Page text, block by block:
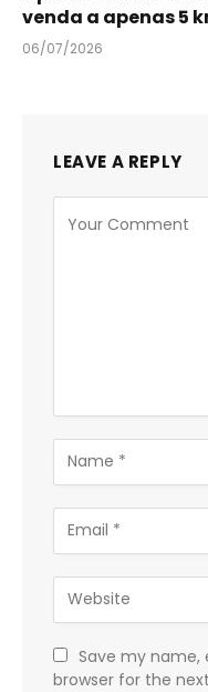
venda a apenas 5
06/07/2026
LEAVE A REPLY
Save my name,
browser for the